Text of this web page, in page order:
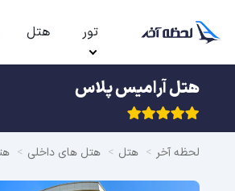
تور هتل
هتل آرامیس پلاس
لحظه آخر هتل هتل های داخلی